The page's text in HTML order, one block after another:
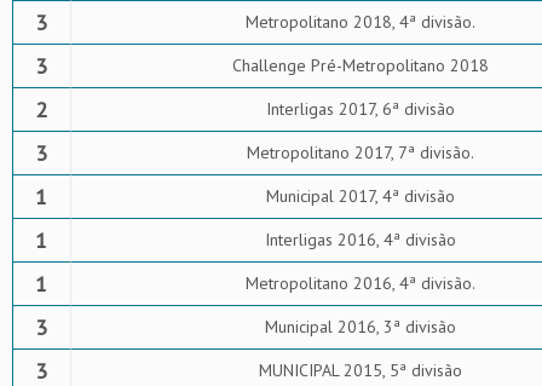
3 Metropolitano 2018, 4ª divisão.
3 Challenge Pré-Metropolitano 2018
2 Interligas 2017, 6ª divisão
3 Metropolitano 2017, 7ª divisão.
1 Municipal 2017, 4ª divisão
1 Interligas 2016, 4ª divisão
1 Metropolitano 2016, 4ª divisão.
3 Municipal 2016, 3ª divisão
3 MUNICIPAL 2015, 5ª divisão